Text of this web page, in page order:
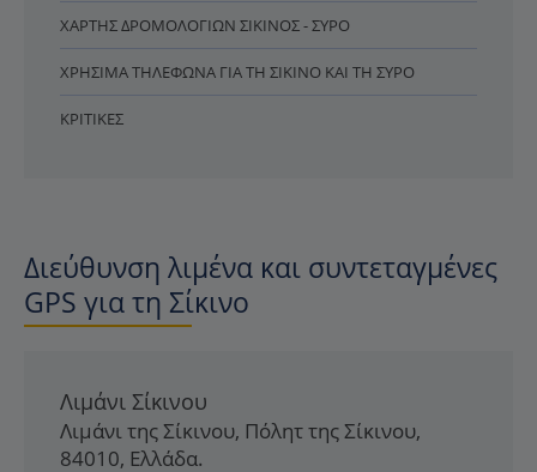
ΧΆΡΤΗΣ ΔΡΟΜΟΛΟΓΊΩΝ ΣΊΚΙΝΟΣ - ΣΎΡΟ
ΧΡΉΣΙΜΑ ΤΗΛΈΦΩΝΑ ΓΙΑ ΤΗ ΣΊΚΙΝΟ ΚΑΙ ΤΗ ΣΎΡΟ
ΚΡΙΤΙΚΈΣ
Διεύθυνση λιμένα και συντεταγμένες
GPS για τη Σίκινο
Λιμάνι Σίκινου
Λιμάνι της Σίκινου, Πόλητ της Σίκινου,
84010, Ελλάδα.